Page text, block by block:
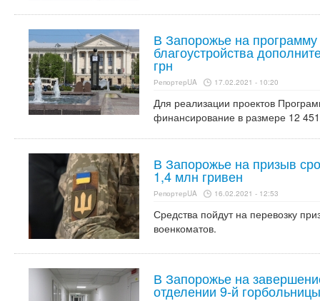
В Запорожье на
благоустройства
грн
РепортерUA 17.02.2021 - 10:20
Для реализации проектов
финансирование в размере 12
В Запорожье на призыв
1,4 млн гривен
РепортерUA 16.02.2021 - 12:53
Средства пойдут на перевозку
военкоматов.
В Запорожье на
отделении 9-й